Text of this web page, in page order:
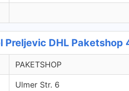
DHL Paketshop
PAKETSHOP
Ulmer Str. 6